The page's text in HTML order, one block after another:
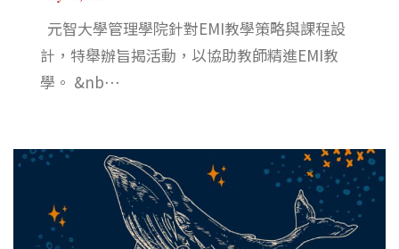
元智大學管理學院針對EMI教學策略與課程設
計，特舉辦旨揭活動，以協助教師精進EMI教
學。 &nb⋯